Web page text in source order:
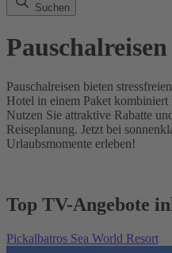
Suchen
Pauschalreisen bieten
Hotel in einem Paket
Nutzen Sie attraktive Rabatte
Reiseplanung. Jetzt bei
Urlaubsmomente erleben!
Top TV-Angebote
Pickalbatros Sea World Resort